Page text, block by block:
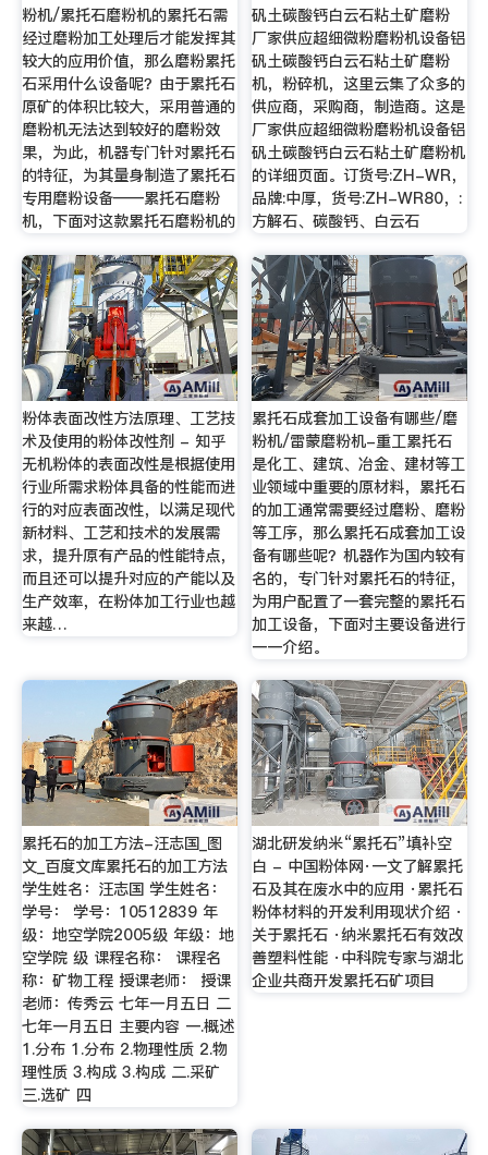
粉机/累托石磨粉机的累托石需
经过磨粉加工处理后才能发挥其
较大的应用价值，那么磨粉累托
石采用什么设备呢？由于累托石
原矿的体积比较大，采用普通的
磨粉机无法达到较好的磨粉效
果，为此，机器专门针对累托石
的特征，为其量身制造了累托石
专用磨粉设备——累托石磨粉
机，下面对这款累托石磨粉机的
矾土碳酸钙白云石粘土矿磨粉
厂家供应超细微粉磨粉机设备铝
矾土碳酸钙白云石粘土矿磨粉
机，粉碎机，这里云集了众多的
供应商，采购商，制造商。这是
厂家供应超细微粉磨粉机设备铝
矾土碳酸钙白云石粘土矿磨粉机
的详细页面。订货号:ZH-WR，
品牌:中厚，货号:ZH-WR80，:
方解石、碳酸钙、白云石
粉体表面改性方法原理、工艺技
术及使用的粉体改性剂 - 知乎
无机粉体的表面改性是根据使用
行业所需求粉体具备的性能而进
行的对应表面改性，以满足现代
新材料、工艺和技术的发展需
求，提升原有产品的性能特点，
而且还可以提升对应的产能以及
生产效率，在粉体加工行业也越
来越…
累托石成套加工设备有哪些/磨
粉机/雷蒙磨粉机-重工累托石
是化工、建筑、冶金、建材等工
业领域中重要的原材料，累托石
的加工通常需要经过磨粉、磨粉
等工序，那么累托石成套加工设
备有哪些呢？机器作为国内较有
名的，专门针对累托石的特征，
为用户配置了一套完整的累托石
加工设备，下面对主要设备进行
一一介绍。
累托石的加工方法-汪志国_图
文_百度文库累托石的加工方法
学生姓名：汪志国 学生姓名：
学号： 学号：10512839 年
级：地空学院2005级 年级：地
空学院 级 课程名称： 课程名
称：矿物工程 授课老师： 授课
老师：传秀云 七年一月五日 二
七年一月五日 主要内容 一.概述
1.分布 1.分布 2.物理性质 2.物
理性质 3.构成 3.构成 二.采矿
三.选矿 四
湖北研发纳米“累托石”填补空
白 - 中国粉体网·一文了解累托
石及其在废水中的应用 ·累托石
粉体材料的开发利用现状介绍 ·
关于累托石 ·纳米累托石有效改
善塑料性能 ·中科院专家与湖北
企业共商开发累托石矿项目